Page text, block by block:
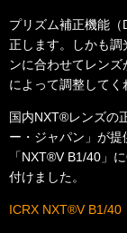
プリズム補正機能
正します。しかも調
ンに合わせてレン
によって調整してく
国内NXT®レンズの
ー・ジャパン」が
「NXT®V B1/40」
付けました。
ICRX NXT®V B1/40